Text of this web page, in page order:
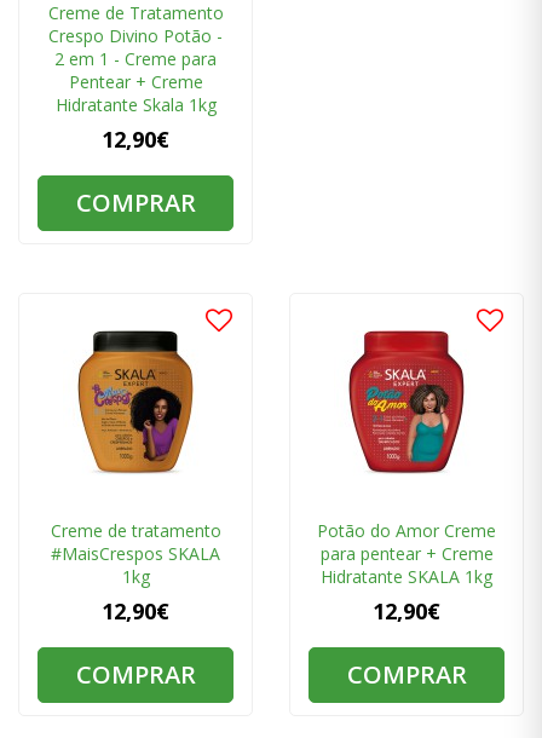
Creme de Tratamento
Crespo Divino Potão -
2 em 1 - Creme para
Pentear + Creme
Hidratante Skala 1kg
12,90€
COMPRAR
Creme de tratamento
#MaisCrespos SKALA
1kg
12,90€
COMPRAR
Potão do Amor Creme
para pentear + Creme
Hidratante SKALA 1kg
12,90€
COMPRAR